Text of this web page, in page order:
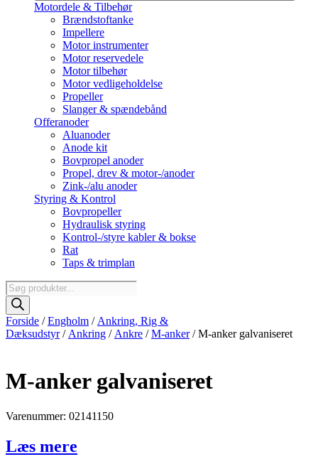
Motordele & Tilbehør
Brændstoftanke
Impellere
Motor instrumenter
Motor reservedele
Motor tilbehør
Motor vedligeholdelse
Propeller
Slanger & spændebånd
Offeranoder
Aluanoder
Anode kit
Bovpropel anoder
Propel, drev & motor-/anoder
Zink-/alu anoder
Styring & Kontrol
Bovpropeller
Hydraulisk styring
Kontrol-/styre kabler & bokse
Rat
Taps & trimplan
Products
search
Forside /Engholm / Ankring, Rig &
Dæksudstyr/ Ankring / Ankre /M-anker/ M-anker galvaniseret
M-anker galvaniseret
Varenummer: 02141150
Læs mere